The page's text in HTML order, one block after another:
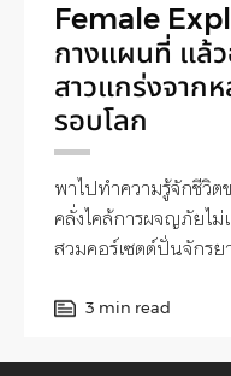
Female
กางแผนที่ แล้
สาวแกร่งจาก
รอบโลก
พาไปทำความรู้จักชีวิ
คลั่งไคล้การผจญภัยไ
สวมคอร์เซตต์ปั่นจักร
3 min read